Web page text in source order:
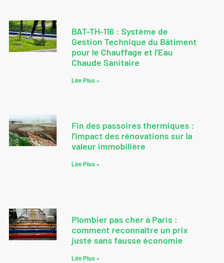
BAT-TH-116 : Système de
Gestion Technique du Bâtiment
pour le Chauffage et l’Eau
Chaude Sanitaire
Lire Plus »
Fin des passoires thermiques :
l’impact des rénovations sur la
valeur immobilière
Lire Plus »
Plombier pas cher à Paris :
comment reconnaître un prix
juste sans fausse économie
Lire Plus »